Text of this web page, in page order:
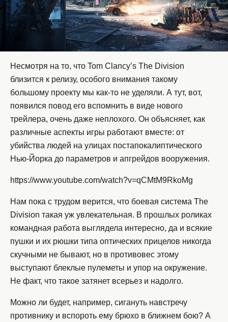
Несмотря на то, что Tom Clancy’s The Division
близится к релизу, особого внимания такому
большому проекту мы как-то не уделяли. А тут, вот,
появился повод его вспомнить в виде нового
трейлера, очень даже неплохого. Он объясняет, как
различные аспекты игры работают вместе: от
убийства людей на улицах постапокалиптического
Нью-Йорка до параметров и апгрейдов вооружения.
https://www.youtube.com/watch?v=qCMtM9RkoMg
Нам пока с трудом верится, что боевая система The
Division такая уж увлекательная. В прошлых роликах
командная работа выглядела интересно, да и всякие
пушки и их рюшки типа оптических прицелов никогда
скучными не бывают, но в противовес этому
выступают блеклые пулеметы и упор на окружение.
Не факт, что такое затянет всерьез и надолго.
Можно ли будет, например, сигануть навстречу
противнику и вспороть ему брюхо в ближнем бою? А